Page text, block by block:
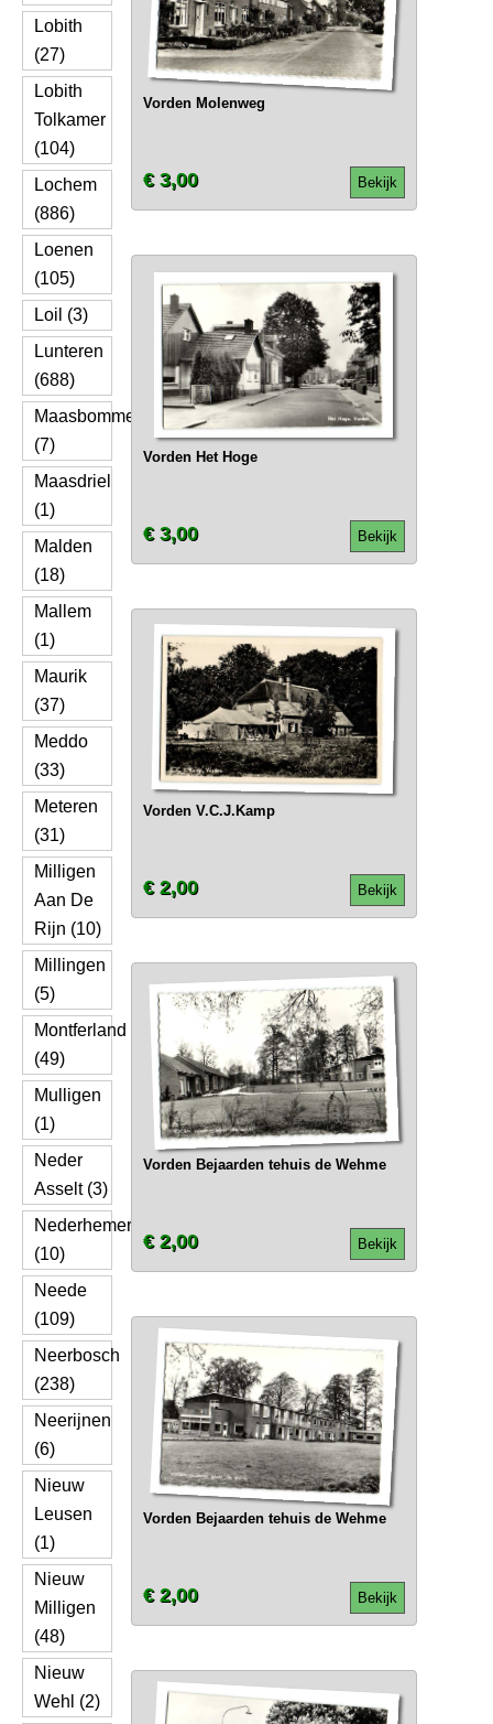
Lobith
(27)
Lobith
Tolkamer
(104)
Lochem
(886)
Loenen
(105)
Loil (3)
Lunteren
(688)
Maasbommel
(7)
Maasdriel
(1)
Malden
(18)
Mallem
(1)
Maurik
(37)
Meddo
(33)
Meteren
(31)
Milligen
Aan De
Rijn (10)
Millingen
(5)
Montferland
(49)
Mulligen
(1)
Neder
Asselt (3)
Nederhemert
(10)
Neede
(109)
Neerbosch
(238)
Neerijnen
(6)
Nieuw
Leusen
(1)
Nieuw
Milligen
(48)
Nieuw
Wehl (2)
Vorden Molenweg
Bekijk
€ 3,00
Vorden Het Hoge
Bekijk
€ 3,00
Vorden V.C.J.Kamp
Bekijk
€ 2,00
Vorden Bejaarden tehuis de Wehme
Bekijk
€ 2,00
Vorden Bejaarden tehuis de Wehme
Bekijk
€ 2,00